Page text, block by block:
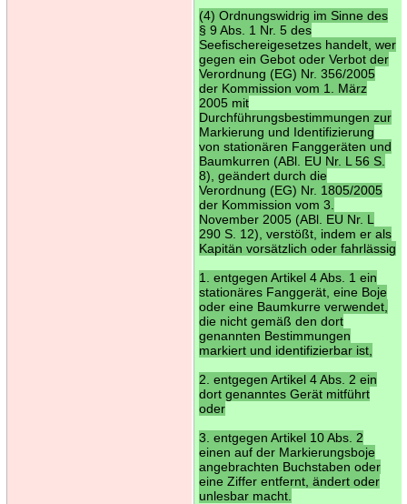
(4) Ordnungswidrig im Sinne des
§ 9 Abs. 1 Nr. 5 des
Seefischereigesetzes handelt, wer
gegen ein Gebot oder Verbot der
Verordnung (EG) Nr. 356/2005
der Kommission vom 1. März
2005 mit
Durchführungsbestimmungen zur
Markierung und Identifizierung
von stationären Fanggeräten und
Baumkurren (ABl. EU Nr. L 56 S.
8), geändert durch die
Verordnung (EG) Nr. 1805/2005
der Kommission vom 3.
November 2005 (ABl. EU Nr. L
290 S. 12), verstößt, indem er als
Kapitän vorsätzlich oder fahrlässig
1. entgegen Artikel 4 Abs. 1 ein
stationäres Fanggerät, eine Boje
oder eine Baumkurre verwendet,
die nicht gemäß den dort
genannten Bestimmungen
markiert und identifizierbar ist,
2. entgegen Artikel 4 Abs. 2 ein
dort genanntes Gerät mitführt
oder
3. entgegen Artikel 10 Abs. 2
einen auf der Markierungsboje
angebrachten Buchstaben oder
eine Ziffer entfernt, ändert oder
unlesbar macht.